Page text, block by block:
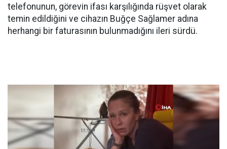
telefonunun, görevin ifası karşılığında rüşvet olarak
temin edildiğini ve cihazın Buğçe Sağlamer adına
herhangi bir faturasının bulunmadığını ileri sürdü.